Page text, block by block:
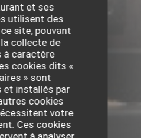
et ses
utilisent des
site, pouvant
collecte de
à caractère
cookies dits «
» sont
et installés par
cookies
votre
Ces cookies